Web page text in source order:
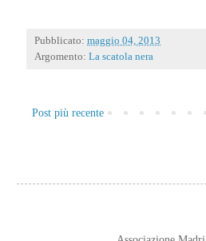
Pubblicato: maggio 04, 2013
Argomento: La scatola nera
Post più recente